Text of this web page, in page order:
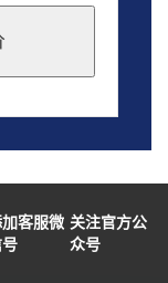
客服微 关注官方公
众号